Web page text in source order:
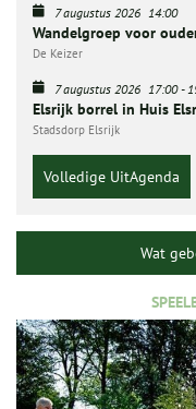
7 augustus 2026 14:00
Wandelgroep voor
De Keizer
7 augustus 2026 17:00-
Elsrijk borrel in Huis
Stadsdorp Elsrijk
Volledige UitAgenda
Wat